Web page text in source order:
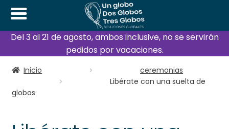
Del 3 al 21 de agosto, ambos inclusive, no se servirán
pedidos por vacaciones.
Inicio
ceremonias
Libérate con una suelta de
globos